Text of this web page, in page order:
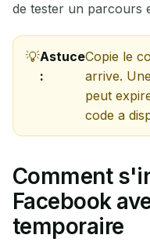
de tester un parcours
Astuce
:
Copie le
arrive.
peut
code a
Comment
Facebook
temporaire